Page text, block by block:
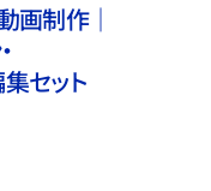
画制作｜
セット